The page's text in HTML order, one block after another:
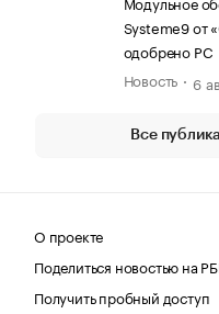
Systeme9 от
одобрено РС
Новость
6
Все
О проекте
Поделиться новостью на
Получить пробный доступ